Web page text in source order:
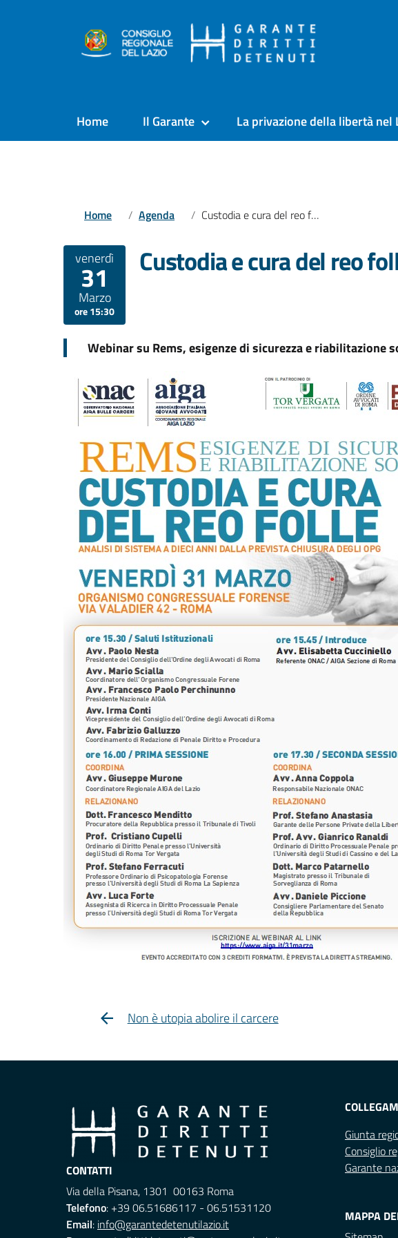
Home Il Garante La privazione della libertà nel
Home Agenda Custodia e cura del reo folle
venerdì
31
Marzo
ore 15:30
Custodia e cura del reo
Webinar su Rems, esigenze di sicurezza e riabilitazione
Non è utopia abolire il carcere
CONTATTI
Via della Pisana, 1301 00163 Roma
Telefono: +39 06.51686117 - 06.51531120
Email: info@garantedetenutilazio.it
Giunta
Consiglio
Garante
MAPPA